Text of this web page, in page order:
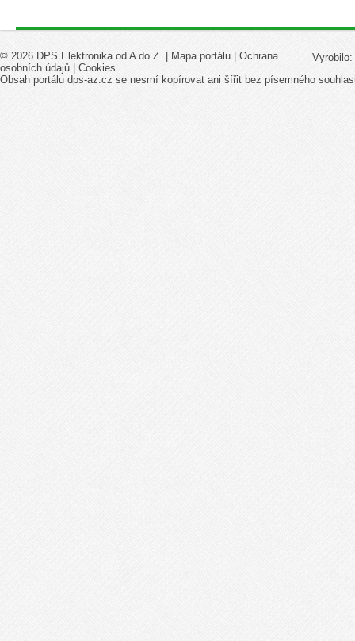
Vyrobilo:
© 2026 DPS Elektronika od A do Z. | Mapa portálu
Ochrana
osobních údajů
Cookies
Obsah portálu dps-az.cz se nesmí kopírovat ani šířit bez písemného